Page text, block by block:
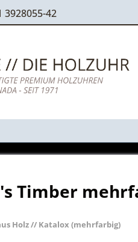
3928055-42
Timber
Holz // Katalox (mehrfarbig)